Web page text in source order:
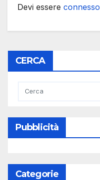
Devi essere connesso
CERCA
Pubblicità
Categorie